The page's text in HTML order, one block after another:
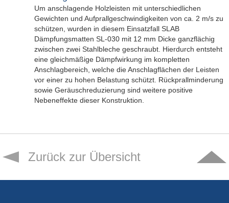
Um anschlagende Holzleisten mit unterschiedlichen
Gewichten und Aufprallgeschwindigkeiten von ca. 2 m/s zu
schützen, wurden in diesem Einsatzfall SLAB
Dämpfungsmatten SL-030 mit 12 mm Dicke ganzflächig
zwischen zwei Stahlbleche geschraubt. Hierdurch entsteht
eine gleichmäßige Dämpfwirkung im kompletten
Anschlagbereich, welche die Anschlagflächen der Leisten
vor einer zu hohen Belastung schützt. Rückprallminderung
sowie Geräuschreduzierung sind weitere positive
Nebeneffekte dieser Konstruktion.
Zurück zur Übersicht